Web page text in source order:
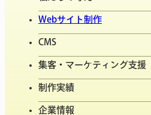
Webサイト制作
CMS
集客・マーケティング支援
制作実績
企業情報